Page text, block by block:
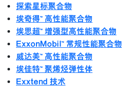
探索星标聚合物
埃奇得™ 高性能聚合物
埃思超™ 增强型高性能聚合物
ExxonMobil™ 常规性能聚合物
威达美™ 高性能聚合物
埃佳特™ 聚烯烃弹性体
Exxtend 技术